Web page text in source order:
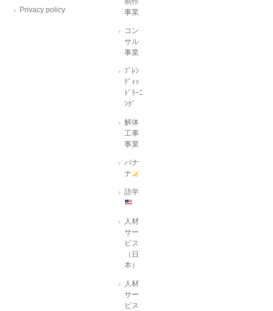
Privacy policy
事業
コン
サル
事業
ﾌﾞﾚﾝ
ﾃﾞｨｯ
ﾄﾞﾗｰﾆ
ﾝｸﾞ
解体
工事
事業
バナ
ナ
語学
人材
サー
ビス
（日
本）
人材
サー
ビス